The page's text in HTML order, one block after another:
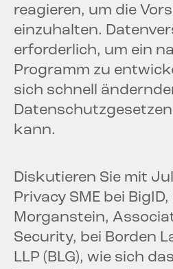
reagieren, um die
einzuhalten.
erforderlich, um ein
Programm zu
sich schnell
kann.
Diskutieren Sie mit
Privacy SME bei
Morganstein,
Security, bei Borden
LLP (BLG), wie sich